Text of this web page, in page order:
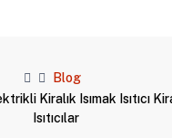
Blog
Kiralık Isımak Isıtıcı
Isıtıcılar